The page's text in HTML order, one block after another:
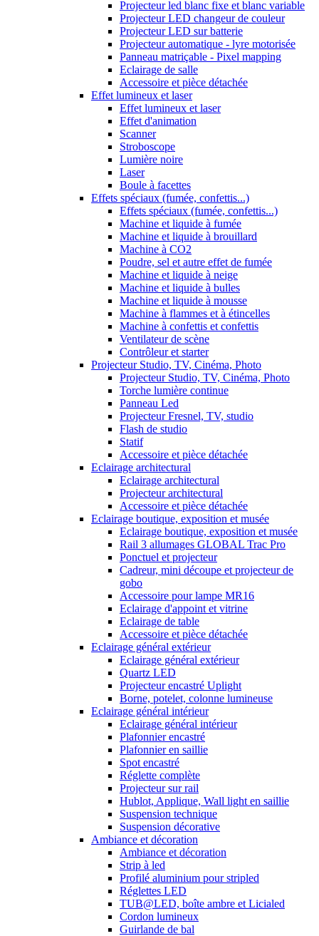
Projecteur led blanc fixe et blanc variable
Projecteur LED changeur de couleur
Projecteur LED sur batterie
Projecteur automatique - lyre motorisée
Panneau matriçable - Pixel mapping
Eclairage de salle
Accessoire et pièce détachée
Effet lumineux et laser
Effet lumineux et laser
Effet d'animation
Scanner
Stroboscope
Lumière noire
Laser
Boule à facettes
Effets spéciaux (fumée, confettis...)
Effets spéciaux (fumée, confettis...)
Machine et liquide à fumée
Machine et liquide à brouillard
Machine à CO2
Poudre, sel et autre effet de fumée
Machine et liquide à neige
Machine et liquide à bulles
Machine et liquide à mousse
Machine à flammes et à étincelles
Machine à confettis et confettis
Ventilateur de scène
Contrôleur et starter
Projecteur Studio, TV, Cinéma, Photo
Projecteur Studio, TV, Cinéma, Photo
Torche lumière continue
Panneau Led
Projecteur Fresnel, TV, studio
Flash de studio
Statif
Accessoire et pièce détachée
Eclairage architectural
Eclairage architectural
Projecteur architectural
Accessoire et pièce détachée
Eclairage boutique, exposition et musée
Eclairage boutique, exposition et musée
Rail 3 allumages GLOBAL Trac Pro
Ponctuel et projecteur
Cadreur, mini découpe et projecteur de
gobo
Accessoire pour lampe MR16
Eclairage d'appoint et vitrine
Eclairage de table
Accessoire et pièce détachée
Eclairage général extérieur
Eclairage général extérieur
Quartz LED
Projecteur encastré Uplight
Borne, potelet, colonne lumineuse
Eclairage général intérieur
Eclairage général intérieur
Plafonnier encastré
Plafonnier en saillie
Spot encastré
Réglette complète
Projecteur sur rail
Hublot, Applique, Wall light en saillie
Suspension technique
Suspension décorative
Ambiance et décoration
Ambiance et décoration
Strip à led
Profilé aluminium pour stripled
Réglettes LED
TUB@LED, boîte ambre et Licialed
Cordon lumineux
Guirlande de bal